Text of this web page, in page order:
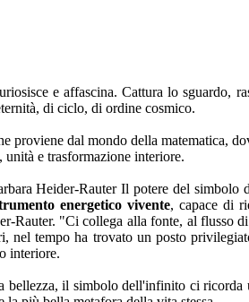
e affascina. Cattura lo sguardo,
di ciclo, di ordine cosmico.
proviene dal mondo della matematica,
e trasformazione interiore.
Heider-Rauter Il potere del simbolo
energetico vivente, capace di
"Ci collega alla fonte, al flusso
tempo ha trovato un posto
interiore.
il simbolo dell'infinito ci ricorda